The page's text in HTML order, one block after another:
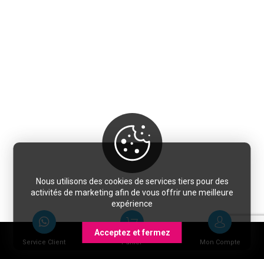
Service Client Panier Mon Compte
Nous utilisons des cookies de services tiers pour des
activités de marketing afin de vous offrir une meilleure
expérience
Acceptez et fermez